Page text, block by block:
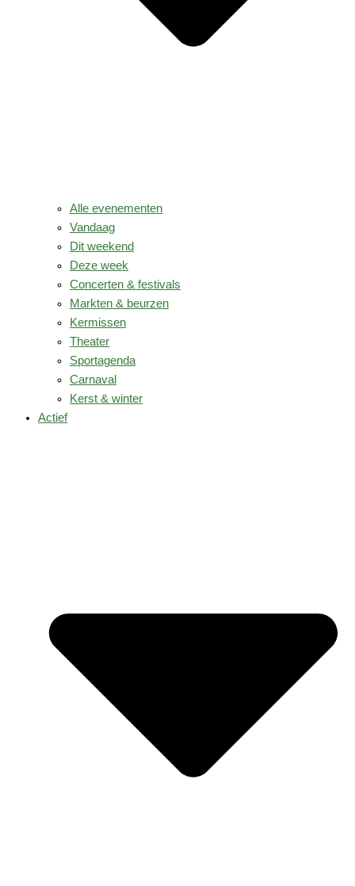
Alle evenementen
Vandaag
Dit weekend
Deze week
Concerten & festivals
Markten & beurzen
Kermissen
Theater
Sportagenda
Carnaval
Kerst & winter
Actief